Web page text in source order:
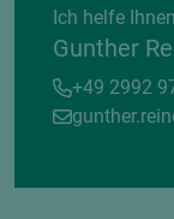
Ich helfe
Gunther
+49 2992